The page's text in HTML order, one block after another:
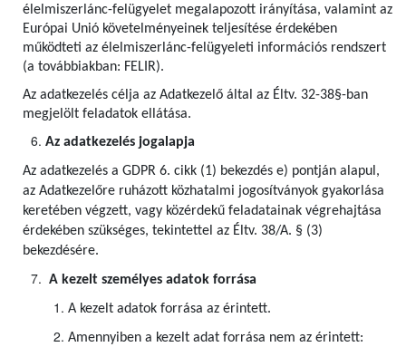
élelmiszerlánc-felügyelet megalapozott irányítása, valamint az
Európai Unió követelményeinek teljesítése érdekében
működteti az élelmiszerlánc-felügyeleti információs rendszert
(a továbbiakban: FELIR).
Az adatkezelés célja az Adatkezelő által az Éltv. 32-38§-ban
megjelölt feladatok ellátása.
Az adatkezelés jogalapja
Az adatkezelés a GDPR 6. cikk (1) bekezdés e) pontján alapul,
az Adatkezelőre ruházott közhatalmi jogosítványok gyakorlása
keretében végzett, vagy közérdekű feladatainak végrehajtása
érdekében szükséges, tekintettel az Éltv. 38/A. § (3)
bekezdésére.
A kezelt személyes adatok forrása
A kezelt adatok forrása az érintett.
Amennyiben a kezelt adat forrása nem az érintett: